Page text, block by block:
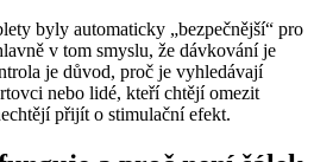
byly automaticky „bezpečnější“ pro
v tom smyslu, že dávkování je
je důvod, proč je vyhledávají
nebo lidé, kteří chtějí omezit
přijít o stimulační efekt.